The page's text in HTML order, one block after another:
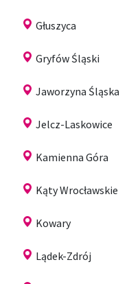
Głuszyca
Gryfów Śląski
Jaworzyna Śląska
Jelcz-Laskowice
Kamienna Góra
Kąty Wrocławskie
Kowary
Lądek-Zdrój